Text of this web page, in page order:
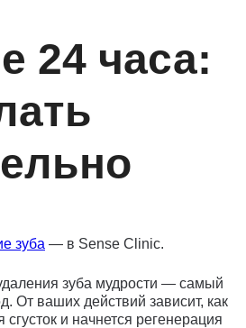
24 часа:
зуба — в Sense Clinic.
зуба мудрости — самый
От ваших действий зависит, как
и начнется регенерация